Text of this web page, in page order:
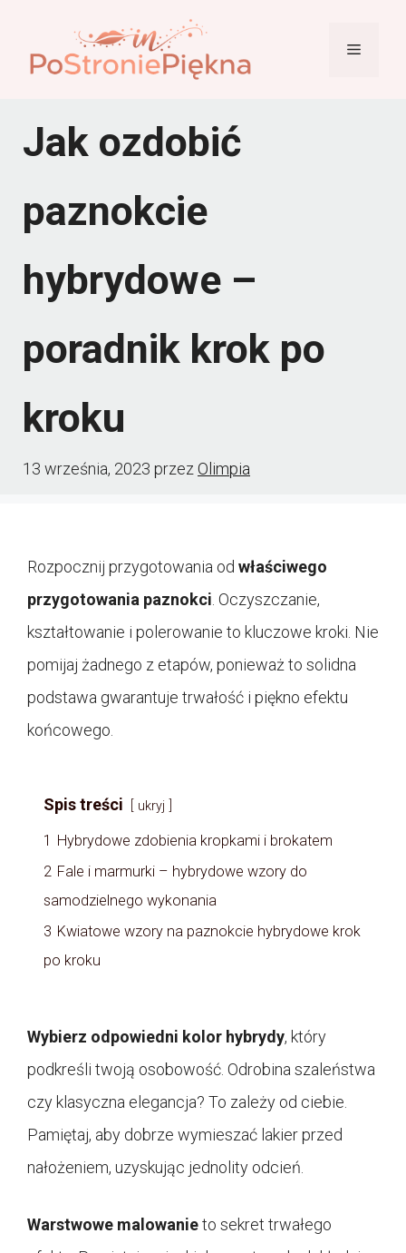
treści
Menu
Jak ozdobić
paznokcie
hybrydowe –
poradnik krok po
kroku
13 września, 2023 przezOlimpia
Rozpocznij przygotowania od właściwego
przygotowania paznokci . Oczyszczanie,
kształtowanie i polerowanie to kluczowe kroki. Nie
pomijaj żadnego z etapów, ponieważ to solidna
podstawa gwarantuje trwałość i piękno efektu
końcowego.
Spis treści ukryj
1 Hybrydowe zdobienia kropkami i brokatem
2 Fale i marmurki – hybrydowe wzory do
samodzielnego wykonania
3 Kwiatowe wzory na paznokcie hybrydowe krok
po kroku
Wybierz odpowiedni kolor hybrydy, który
podkreśli twoją osobowość. Odrobina szaleństwa
czy klasyczna elegancja? To zależy od ciebie.
Pamiętaj, aby dobrze wymieszać lakier przed
nałożeniem, uzyskując jednolity odcień.
Warstwowe malowanieto sekret trwałego